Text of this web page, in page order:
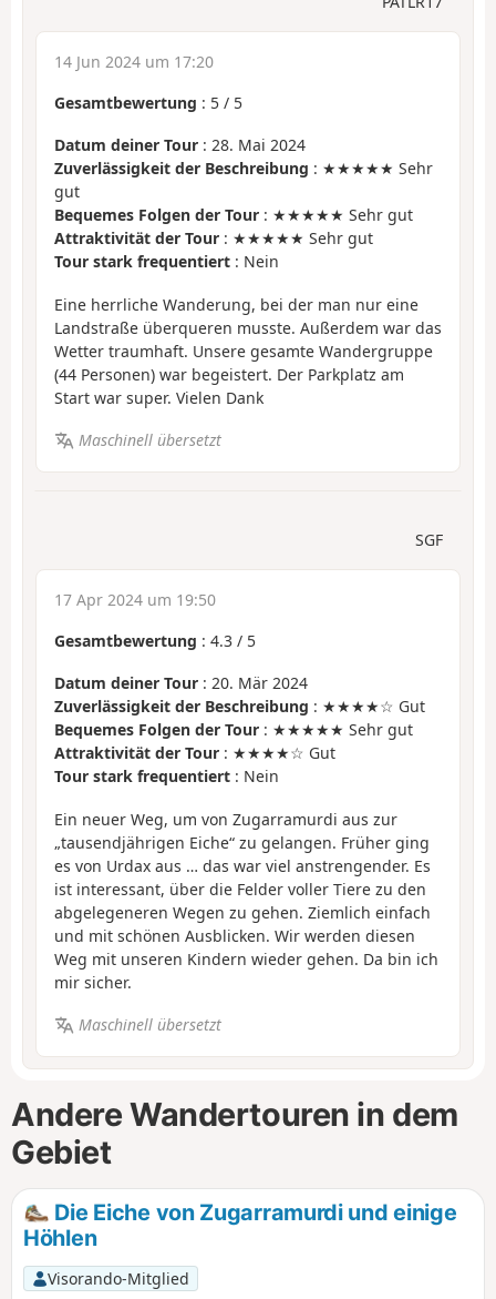
14 Jun 2024 um 17:20
Gesamtbewertung : 5 / 5
Datum deiner Tour : 28. Mai 2024
Zuverlässigkeit der Beschreibung : ★★★★★ Sehr
gut
Bequemes Folgen der Tour : ★★★★★ Sehr gut
Attraktivität der Tour : ★★★★★ Sehr gut
Tour stark frequentiert : Nein
Eine herrliche Wanderung, bei der man nur eine
Landstraße überqueren musste. Außerdem war das
Wetter traumhaft. Unsere gesamte Wandergruppe
(44 Personen) war begeistert. Der Parkplatz am
Start war super. Vielen Dank
Maschinell übersetzt
SGF
17 Apr 2024 um 19:50
Gesamtbewertung : 4.3 / 5
Datum deiner Tour : 20. Mär 2024
Zuverlässigkeit der Beschreibung : ★★★★☆ Gut
Bequemes Folgen der Tour : ★★★★★ Sehr gut
Attraktivität der Tour : ★★★★☆ Gut
Tour stark frequentiert : Nein
Ein neuer Weg, um von Zugarramurdi aus zur
„tausendjährigen Eiche“ zu gelangen. Früher ging
es von Urdax aus … das war viel anstrengender. Es
ist interessant, über die Felder voller Tiere zu den
abgelegeneren Wegen zu gehen. Ziemlich einfach
und mit schönen Ausblicken. Wir werden diesen
Weg mit unseren Kindern wieder gehen. Da bin ich
mir sicher.
Maschinell übersetzt
Andere Wandertouren in dem
Gebiet
Die Eiche von Zugarramurdi und einige
Höhlen
Visorando-Mitglied